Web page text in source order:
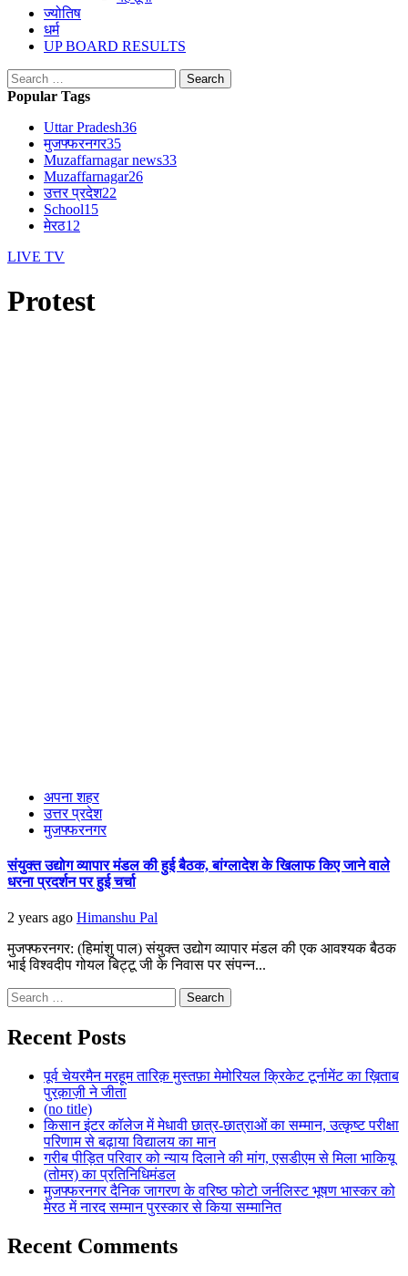
ज्योतिष
धर्म
UP BOARD RESULTS
Search
for:
Popular Tags
Uttar Pradesh36
मुजफ्फरनगर35
Muzaffarnagar news33
Muzaffarnagar26
उत्तर प्रदेश22
School15
मेरठ12
LIVE TV
Protest
अपना शहर
उत्तर प्रदेश
मुजफ्फरनगर
संयुक्त उद्योग व्यापार मंडल की हुई बैठक, बांग्लादेश के खिलाफ किए जाने वाले
धरना प्रदर्शन पर हुई चर्चा
2 years ago Himanshu Pal
मुजफ्फरनगर: (हिमांशु पाल) संयुक्त उद्योग व्यापार मंडल की एक आवश्यक बैठक
भाई विश्वदीप गोयल बिट्टू जी के निवास पर संपन्न...
Search
for:
Recent Posts
पूर्व चेयरमैन मरहूम तारिक़ मुस्तफ़ा मेमोरियल क्रिकेट टूर्नामेंट का ख़िताब
पुरक़ाज़ी ने जीता
(no title)
किसान इंटर कॉलेज में मेधावी छात्र-छात्राओं का सम्मान, उत्कृष्ट परीक्षा
परिणाम से बढ़ाया विद्यालय का मान
गरीब पीड़ित परिवार को न्याय दिलाने की मांग, एसडीएम से मिला भाकियू
(तोमर) का प्रतिनिधिमंडल
मुजफ्फरनगर दैनिक जागरण के वरिष्ठ फोटो जर्नलिस्ट भूषण भास्कर को
मेरठ में नारद सम्मान पुरस्कार से किया सम्मानित
Recent Comments